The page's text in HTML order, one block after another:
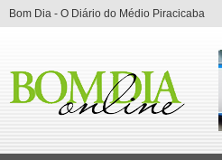
Bom Dia - O Diário do Médio Piracicaba